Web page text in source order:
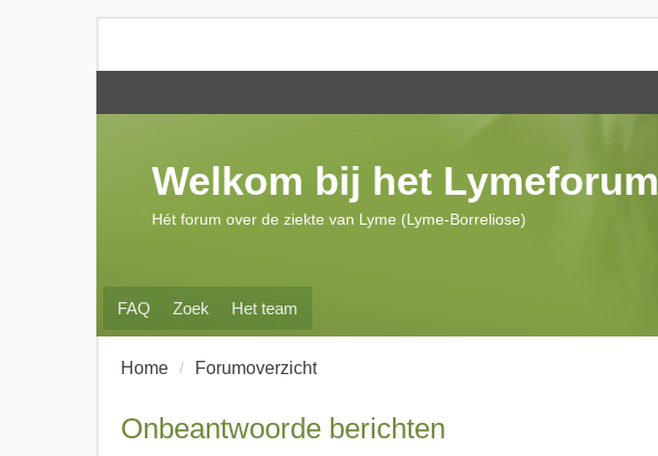
FAQ Zoek Het team
Welkom bij het Lymeforum
Hét forum over de ziekte van Lyme (Lyme-Borreliose)
Home Forumoverzicht
Onbeantwoorde berichten